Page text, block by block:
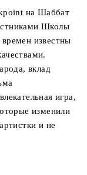
на Шаббат
Школы
известны
вклад
игра,
изменили
и не